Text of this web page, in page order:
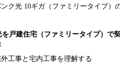
ク光 10ギガ（ファミリータイプ）
を戸建住宅（ファミリータイプ）で
外工事と宅内工事を理解する